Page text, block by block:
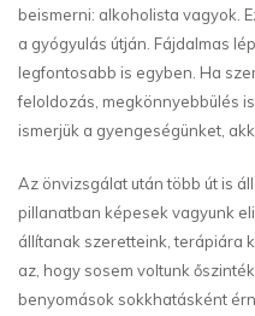
beismerni: alkoholista vagyok.
a gyógyulás útján. Fájdalmas
legfontosabb is egyben. Ha
feloldozás, megkönnyebbülés
ismerjük a gyengeségünket,
Az önvizsgálat után több út is
pillanatban képesek vagyunk
állítanak szeretteink, terápiára
az, hogy sosem voltunk
benyomások sokkhatásként